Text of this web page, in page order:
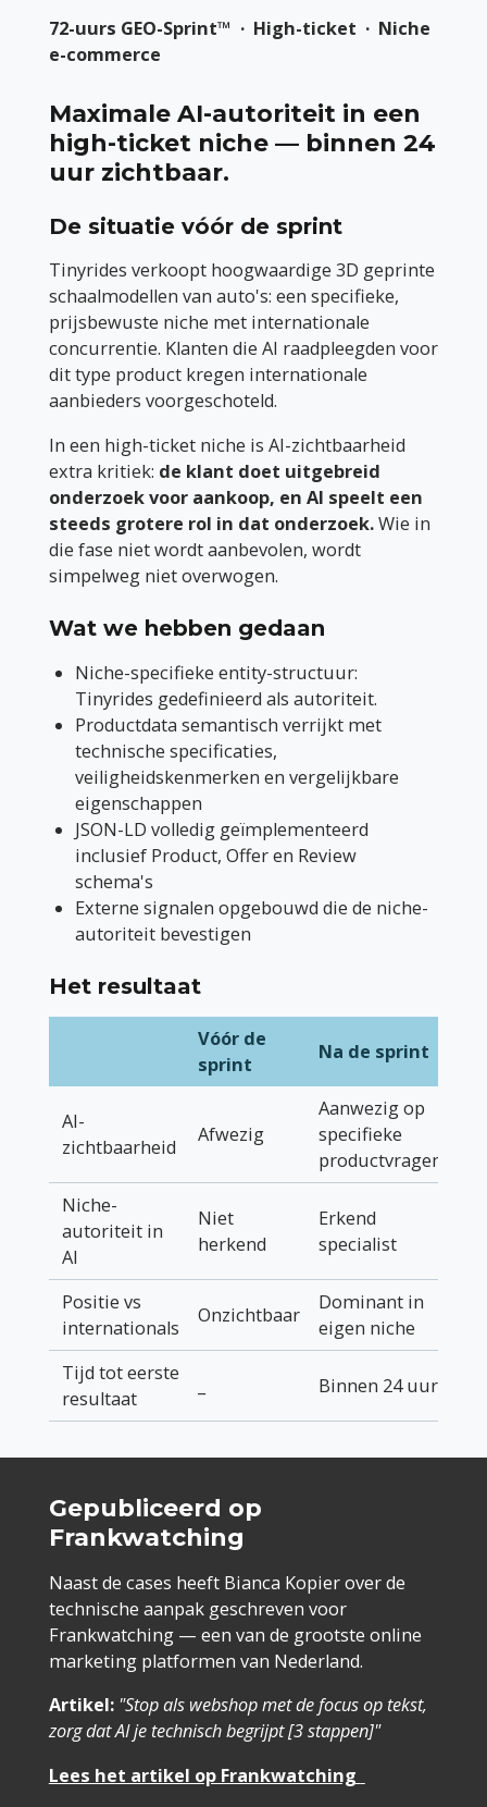
72-uurs GEO-Sprint™ · High-ticket · Niche
e-commerce
Maximale AI-autoriteit in een
high-ticket niche — binnen 24
uur zichtbaar.
De situatie vóór de sprint
Tinyrides verkoopt hoogwaardige 3D geprinte
schaalmodellen van auto's: een specifieke,
prijsbewuste niche met internationale
concurrentie. Klanten die AI raadpleegden voor
dit type product kregen internationale
aanbieders voorgeschoteld.
In een high-ticket niche is AI-zichtbaarheid
extra kritiek: de klant doet uitgebreid
onderzoek voor aankoop, en AI speelt een
steeds grotere rol in dat onderzoek.Wie in
die fase niet wordt aanbevolen, wordt
simpelweg niet overwogen.
Wat we hebben gedaan
Niche-specifieke entity-structuur:
Tinyrides gedefinieerd als autoriteit.
Productdata semantisch verrijkt met
technische specificaties,
veiligheidskenmerken en vergelijkbare
eigenschappen
JSON-LD volledig geïmplementeerd
inclusief Product, Offer en Review
schema's
Externe signalen opgebouwd die de niche-
autoriteit bevestigen
Het resultaat
Vóór de
sprint
Na de sprint
AI-
zichtbaarheid
Afwezig
Aanwezig op
specifieke
productvragen
Niche-
autoriteit in
AI
Niet
herkend
Erkend
specialist
Positie vs
internationals
Onzichtbaar
Dominant in
eigen niche
Tijd tot eerste
resultaat
Binnen 24 uur
Gepubliceerd op
Frankwatching
Naast de cases heeft Bianca Kopier over de
technische aanpak geschreven voor
Frankwatching — een van de grootste online
marketing platformen van Nederland.
Artikel: "Stop als webshop met de focus op tekst,
zorg dat AI je technisch begrijpt [3 stappen]"
Lees het artikel op Frankwatching